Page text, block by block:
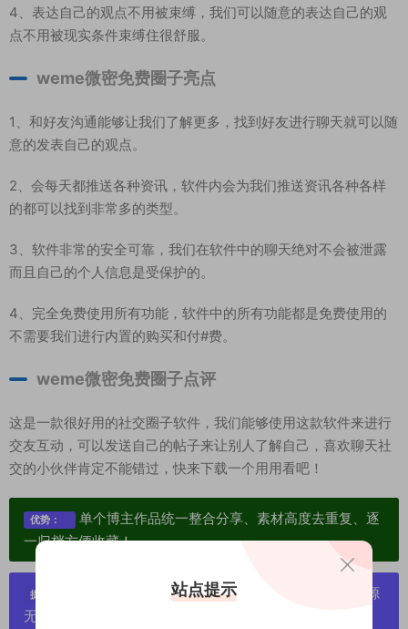
4、表达自己的观点不用被束缚，我们可以随意的表达自己的观
点不用被现实条件束缚住很舒服。
weme微密免费圈子亮点
1、和好友沟通能够让我们了解更多，找到好友进行聊天就可以随
意的发表自己的观点。
2、会每天都推送各种资讯，软件内会为我们推送资讯各种各样
的都可以找到非常多的类型。
3、软件非常的安全可靠，我们在软件中的聊天绝对不会被泄露
而且自己的个人信息是受保护的。
4、完全免费使用所有功能，软件中的所有功能都是免费使用的
不需要我们进行内置的购买和付#费。
weme微密免费圈子点评
这是一款很好用的社交圈子软件，我们能够使用这款软件来进行
交友互动，可以发送自己的帖子来让别人了解自己，喜欢聊天社
交的小伙伴肯定不能错过，快来下载一个用用看吧！
优势：
单个博主作品统一整合分享、素材高度去重复、逐
一归档方便收藏！
提示：
严禁搬运资源链接，一经发现封号处理，素材资源
无露点、需求请绕道，关闭本站网页！
站点提示